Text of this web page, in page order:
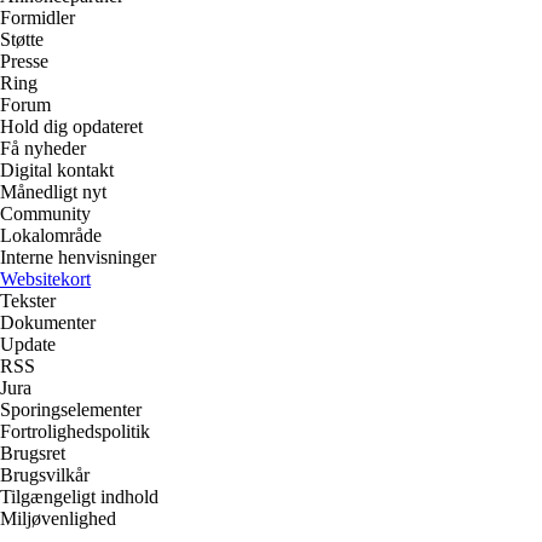
Formidler
Støtte
Presse
Ring
Forum
Hold dig opdateret
Få nyheder
Digital kontakt
Månedligt nyt
Community
Lokalområde
Interne henvisninger
Websitekort
Tekster
Dokumenter
Update
RSS
Jura
Sporingselementer
Fortrolighedspolitik
Brugsret
Brugsvilkår
Tilgængeligt indhold
Miljøvenlighed